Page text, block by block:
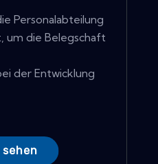
Personalabteilung
um die Belegschaft
der Entwicklung
sehen